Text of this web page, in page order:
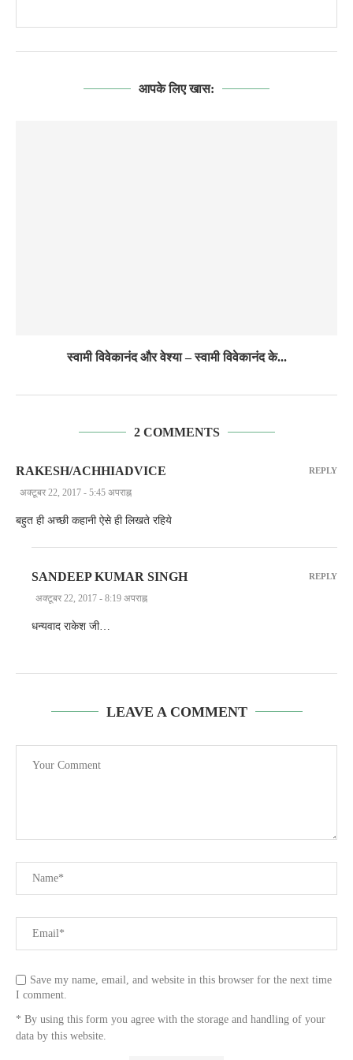
आपके लिए खास:
स्वामी विवेकानंद और वेश्या – स्वामी विवेकानंद के...
2 COMMENTS
RAKESH/ACHHIADVICE
अक्टूबर 22, 2017 - 5:45 अपराह्न
बहुत ही अच्छी कहानी ऐसे ही लिखते रहिये
REPLY
SANDEEP KUMAR SINGH
अक्टूबर 22, 2017 - 8:19 अपराह्न
धन्यवाद राकेश जी…
REPLY
LEAVE A COMMENT
Save my name, email, and website in this browser for the next time
I comment.
* By using this form you agree with the storage and handling of your
data by this website.